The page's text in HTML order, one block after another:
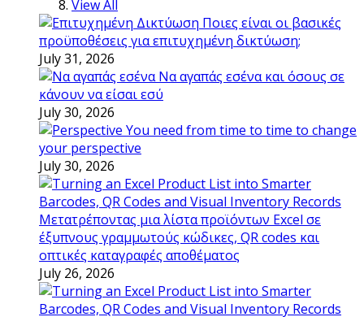
View All
Ποιες είναι οι βασικές
προϋποθέσεις για επιτυχημένη δικτύωση;
July 31, 2026
Να αγαπάς εσένα και όσους σε
κάνουν να είσαι εσύ
July 30, 2026
You need from time to time to change
your perspective
July 30, 2026
Μετατρέποντας μια λίστα προϊόντων Excel σε
έξυπνους γραμμωτούς κώδικες, QR codes και
οπτικές καταγραφές αποθέματος
July 26, 2026